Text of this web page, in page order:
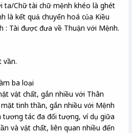
ta/Chữ tài chữ mệnh khéo là ghét
là kết quả chuyển hoá của Kiều
Tài được đưa về Thuận với Mệnh.
vần.
ba loại
vật chất, gắn nhiều với Thân
tinh thần, gắn nhiều với Mệnh
tương tác đa đối tượng, ví dụ giữa
và vật chất, liên quan nhiều đến